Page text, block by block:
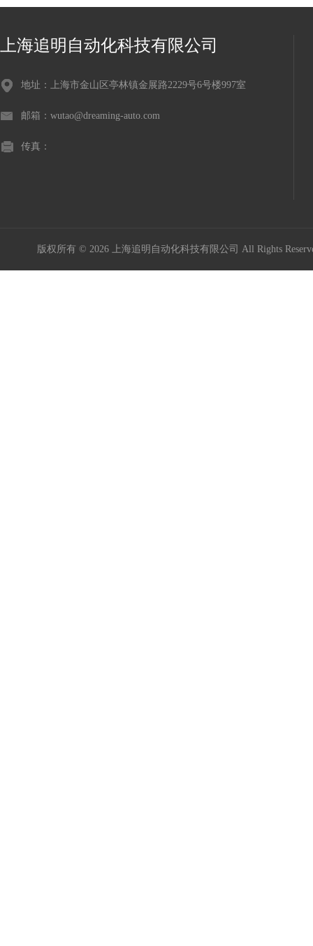
上海追明自动化科技有限公司
地址：上海市金山区亭林镇金展路2229号6号楼997室
邮箱：wutao@dreaming-auto.com
传真：
版权所有 © 2026 上海追明自动化科技有限公司 All Rights